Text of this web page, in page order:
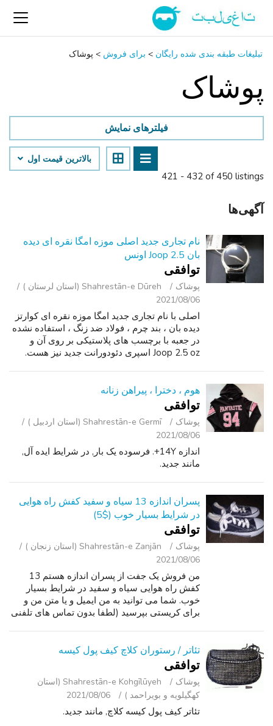
تبلیغات طبقه بندی شده رایگان > برای فروش > پوشاک
پوشاک
421 - 432 of 450 listings
فیلترهای نمایش
بالاترین قیمت اول
آگهی‌ها
نام تجاری جدید اصلی موزه امگا نقره ای دیده
بان Joop 2.5 اونس
توافقی
پوشاک
Shahrestān-e Dūreh (استان لرستان )
2021/08/06
اصلی با نام تجاری جدید امگا موزه نقره ای کوارتز
دیده بان ، بند چرم ، فولاد ضد زنگ ، استفاده نشده
در جعبه با برچسب های پلاستیکی بر روی آن و
Joop 2.5 oz اسپری دئودورانت جدید نیز هست.
هوم ، دخترا ، پيراهن زنانه
توافقی
پوشاک
Shahrestān-e Germī (استان اردبیل )
2021/08/06
اندازه 14Y+. فرسوده یک بار, در شرایط ایده آل,
مانند جدید.
پسران اندازه 13 سیاه و سفید کفش راه هوایی
در شرایط بسیار خوب ($5)
توافقی
پوشاک
Shahrestān-e Zanjān (استان زنجان )
2021/08/06
من فروش یک جفت از پسران اندازه هستم 13
کفش راه هوایی سیاه و سفید در شرایط بسیار
خوب. شما می توانید به من ایمیل و یا متن من و
برای کریستی بپرسید (لطفا بدون تماس های تلفنی
تئاتر / رستوران کلاچ کیف پول کیسه
توافقی
پوشاک
Shahrestān-e Kohgīlūyeh (استان
کهگیلویه و بویراحمد )
2021/08/06
تئاتر کیف پول کیسه کلاچ, مانند جدید.